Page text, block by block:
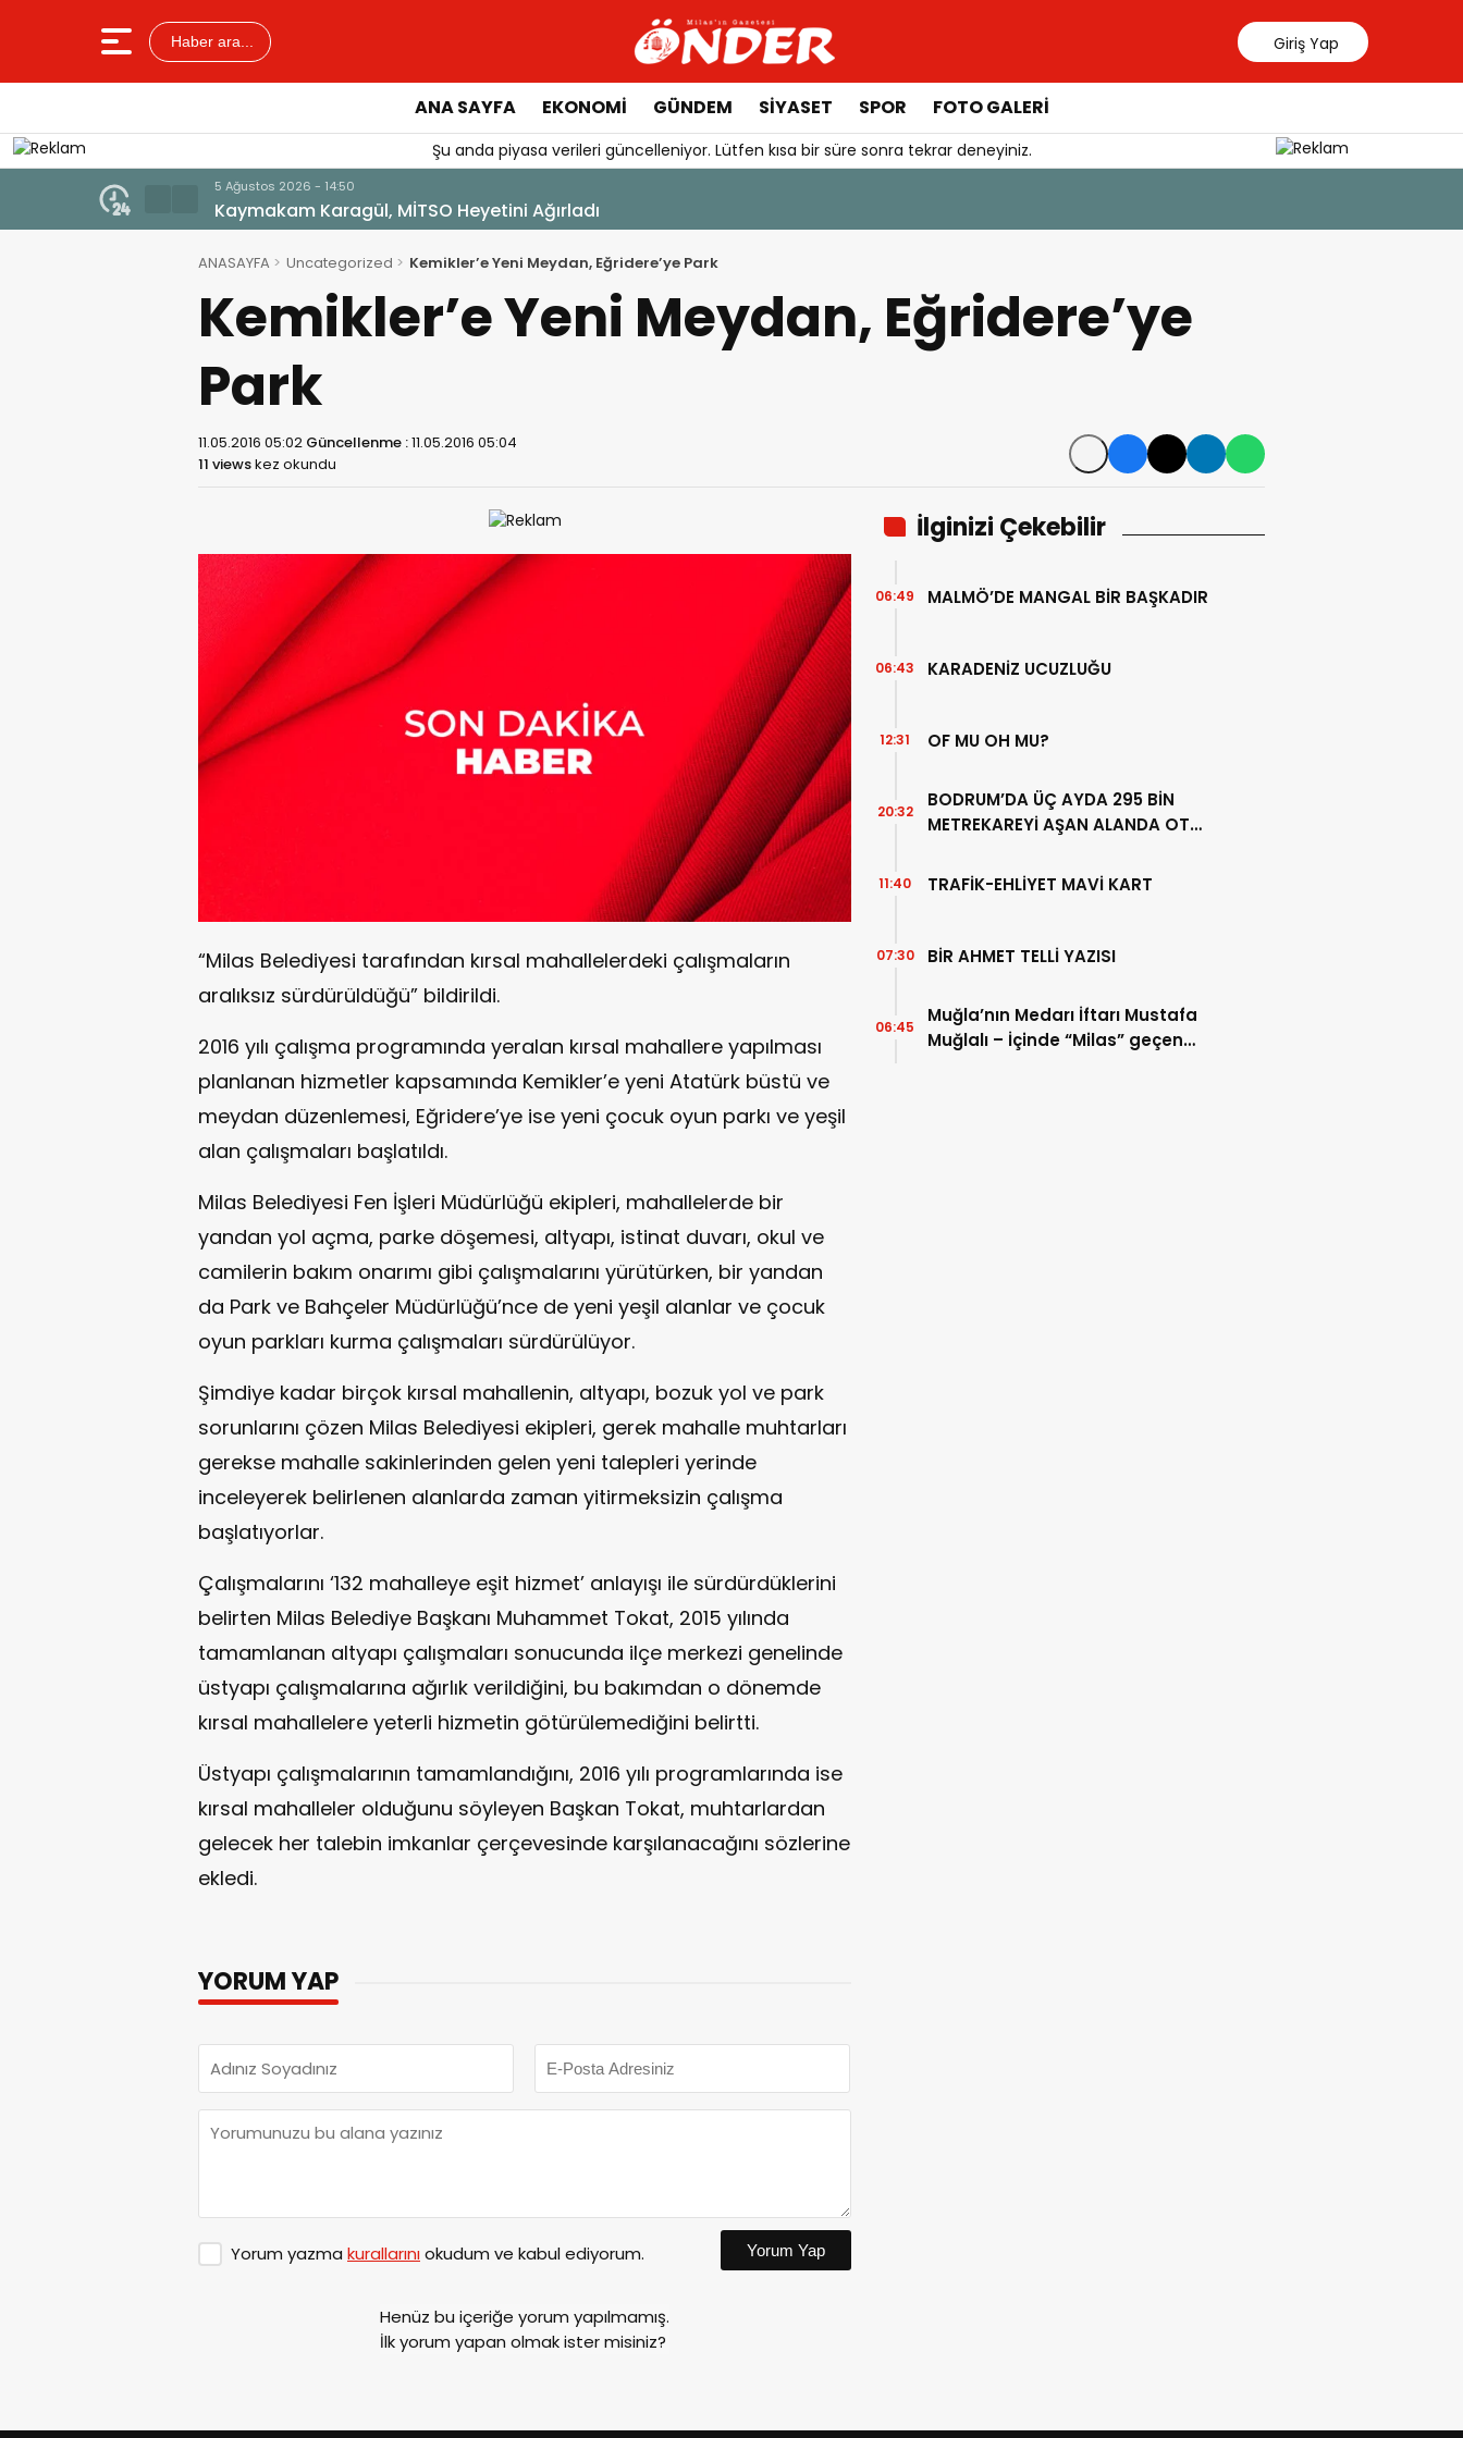
Haber ara... Giriş Yap
ANA SAYFA EKONOMİ GÜNDEM SİYASET SPOR FOTO GALERİ
Şu anda piyasa verileri güncelleniyor. Lütfen kısa bir süre sonra tekrar deneyiniz.
Sağlıklı Gelecek Anne Sütüyle Başlıyor
ANASAYFA Uncategorized Kemikler’e Yeni Meydan, Eğridere’ye Park
Kemikler’e Yeni Meydan, Eğridere’ye
Park
11.05.2016 05:02 Güncellenme :11.05.2016 05:04
11 viewskez okundu
“Milas Belediyesi tarafından kırsal mahallelerdeki çalışmaların
aralıksız sürdürüldüğü” bildirildi.
2016 yılı çalışma programında yeralan kırsal mahallere yapılması
planlanan hizmetler kapsamında Kemikler’e yeni Atatürk büstü ve
meydan düzenlemesi, Eğridere’ye ise yeni çocuk oyun parkı ve yeşil
alan çalışmaları başlatıldı.
Milas Belediyesi Fen İşleri Müdürlüğü ekipleri, mahallelerde bir
yandan yol açma, parke döşemesi, altyapı, istinat duvarı, okul ve
camilerin bakım onarımı gibi çalışmalarını yürütürken, bir yandan
da Park ve Bahçeler Müdürlüğü’nce de yeni yeşil alanlar ve çocuk
oyun parkları kurma çalışmaları sürdürülüyor.
Şimdiye kadar birçok kırsal mahallenin, altyapı, bozuk yol ve park
sorunlarını çözen Milas Belediyesi ekipleri, gerek mahalle muhtarları
gerekse mahalle sakinlerinden gelen yeni talepleri yerinde
inceleyerek belirlenen alanlarda zaman yitirmeksizin çalışma
başlatıyorlar.
Çalışmalarını ‘132 mahalleye eşit hizmet’ anlayışı ile sürdürdüklerini
belirten Milas Belediye Başkanı Muhammet Tokat, 2015 yılında
tamamlanan altyapı çalışmaları sonucunda ilçe merkezi genelinde
üstyapı çalışmalarına ağırlık verildiğini, bu bakımdan o dönemde
kırsal mahallelere yeterli hizmetin götürülemediğini belirtti.
Üstyapı çalışmalarının tamamlandığını, 2016 yılı programlarında ise
kırsal mahalleler olduğunu söyleyen Başkan Tokat, muhtarlardan
gelecek her talebin imkanlar çerçevesinde karşılanacağını sözlerine
ekledi.
YORUM YAP
Yorum yazma kurallarınıokudum ve kabul ediyorum. Yorum Yap
Henüz bu içeriğe yorum yapılmamış.
İlk yorum yapan olmak ister misiniz?
İlginizi Çekebilir
MALMÖ’DE MANGAL BİR BAŞKADIR
06:49
KARADENİZ UCUZLUĞU
06:43
OF MU OH MU?
12:31
BODRUM’DA ÜÇ AYDA 295 BİN
METREKAREYİ AŞAN ALANDA OT
20:32
TRAFİK-EHLİYET MAVİ KART
11:40
BİR AHMET TELLİ YAZISI
07:30
Muğla’nın Medarı İftarı Mustafa
Muğlalı – İçinde “Milas” geçen
06:45